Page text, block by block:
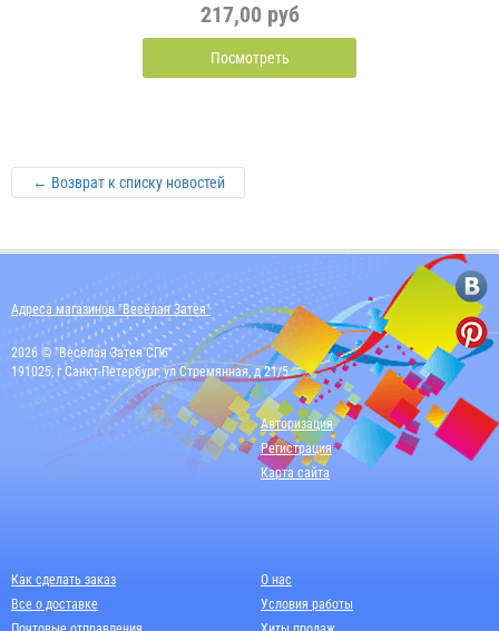
217,00 руб
Посмотреть
← Возврат к списку новостей
Адреса магазинов "Весёлая Затея"
2026 © "Весёлая Затея СПб"
191025, г Санкт-Петербург, ул Стремянная, д 21/5
Авторизация
Регистрация
Карта сайта
Как сделать заказ
Все о доставке
О нас
Условия работы